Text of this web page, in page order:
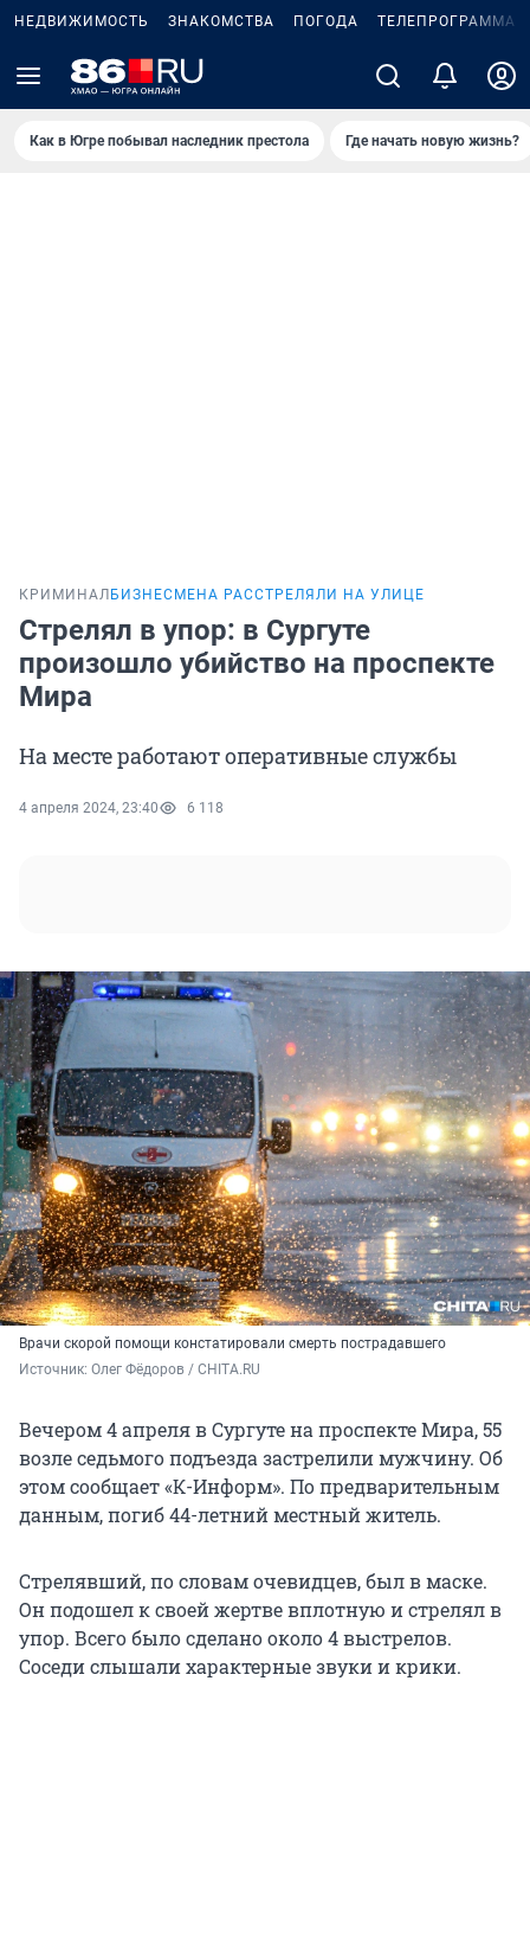
НЕДВИЖИМОСТЬ ЗНАКОМСТВА ПОГОДА ТЕЛЕПРОГРАММА
Как в Югре побывал наследник престола Где начать новую жизнь?
КРИМИНАЛ БИЗНЕСМЕНА РАССТРЕЛЯЛИ НА УЛИЦЕ
Стрелял в упор: в Сургуте
произошло убийство на проспекте
Мира
На месте работают оперативные службы
4 апреля 2024, 23:40 6 118
Врачи скорой помощи констатировали смерть пострадавшего
Источник: Олег Фёдоров / CHITA.RU
Вечером 4 апреля в Сургуте на проспекте Мира, 55
возле седьмого подъезда застрелили мужчину. Об
этом сообщает «К-Информ». По предварительным
данным, погиб 44-летний местный житель.
Стрелявший, по словам очевидцев, был в маске.
Он подошел к своей жертве вплотную и стрелял в
упор. Всего было сделано около 4 выстрелов.
Соседи слышали характерные звуки и крики.